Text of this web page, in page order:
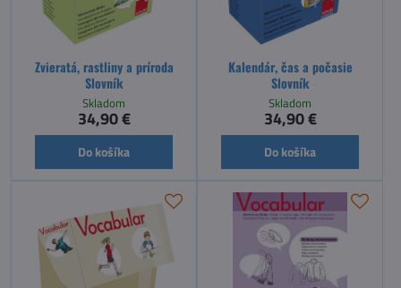
Zvieratá, rastliny a príroda
Slovník
Skladom
34,90 €
Do košíka
Kalendár, čas a počasie
Slovník
Skladom
34,90 €
Do košíka